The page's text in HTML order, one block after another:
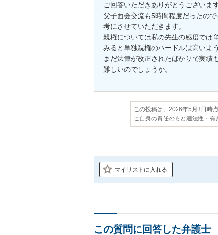
ご回答いただきありがとうございます
父子面会交流も5時間程度だったの
考にさせていただきます。
親権については私の先生の感度では
みると単独親権のハードルは高いよ
まだ法律が改正されたばかりで実績
難しいのでしょうか。
この投稿は、2026年5月3日時点
ご自身の責任のもと適法性・
マイリストに入れる
この質問に回答した弁護士